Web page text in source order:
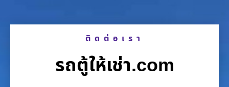
ติดต่อเรา
รถตู้ให้เช่า.com